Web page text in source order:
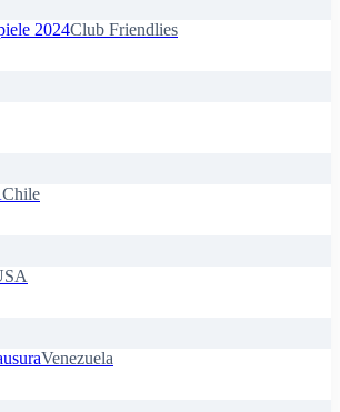
2024Club Friendlies
Chile
Venezuela